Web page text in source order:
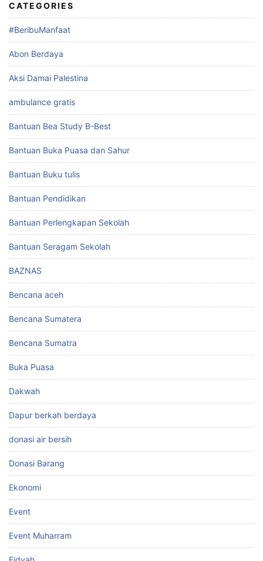
CATEGORIES
#BeribuManfaat
Abon Berdaya
Aksi Damai Palestina
ambulance gratis
Bantuan Bea Study B-Best
Bantuan Buka Puasa dan Sahur
Bantuan Buku tulis
Bantuan Pendidikan
Bantuan Perlengkapan Sekolah
Bantuan Seragam Sekolah
BAZNAS
Bencana aceh
Bencana Sumatera
Bencana Sumatra
Buka Puasa
Dakwah
Dapur berkah berdaya
donasi air bersih
Donasi Barang
Ekonomi
Event
Event Muharram